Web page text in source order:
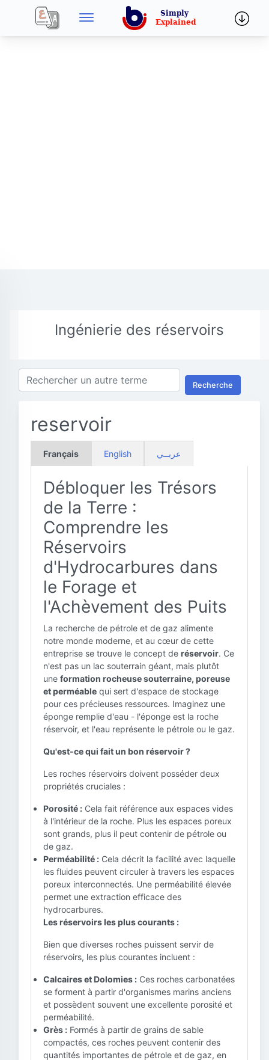
Ingénierie des réservoirs
Recherche
reservoir
Français English عربــي
Débloquer les Trésors
de la Terre :
Comprendre les
Réservoirs
d'Hydrocarbures dans
le Forage et
l'Achèvement des Puits
La recherche de pétrole et de gaz alimente
notre monde moderne, et au cœur de cette
entreprise se trouve le concept de réservoir. Ce
n'est pas un lac souterrain géant, mais plutôt
une formation rocheuse souterraine, poreuse
et perméable qui sert d'espace de stockage
pour ces précieuses ressources. Imaginez une
éponge remplie d'eau - l'éponge est la roche
réservoir, et l'eau représente le pétrole ou le gaz.
Qu'est-ce qui fait un bon réservoir ?
Les roches réservoirs doivent posséder deux
propriétés cruciales :
Porosité : Cela fait référence aux espaces vides
à l'intérieur de la roche. Plus les espaces poreux
sont grands, plus il peut contenir de pétrole ou
de gaz.
Perméabilité : Cela décrit la facilité avec laquelle
les fluides peuvent circuler à travers les espaces
poreux interconnectés. Une perméabilité élevée
permet une extraction efficace des
hydrocarbures.
Les réservoirs les plus courants :
Bien que diverses roches puissent servir de
réservoirs, les plus courantes incluent :
Calcaires et Dolomies : Ces roches carbonatées
se forment à partir d'organismes marins anciens
et possèdent souvent une excellente porosité et
perméabilité.
Grès : Formés à partir de grains de sable
compactés, ces roches peuvent contenir des
quantités importantes de pétrole et de gaz, en